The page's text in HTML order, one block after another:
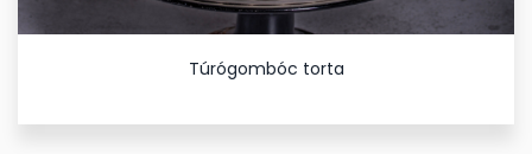
Túrógombóc torta